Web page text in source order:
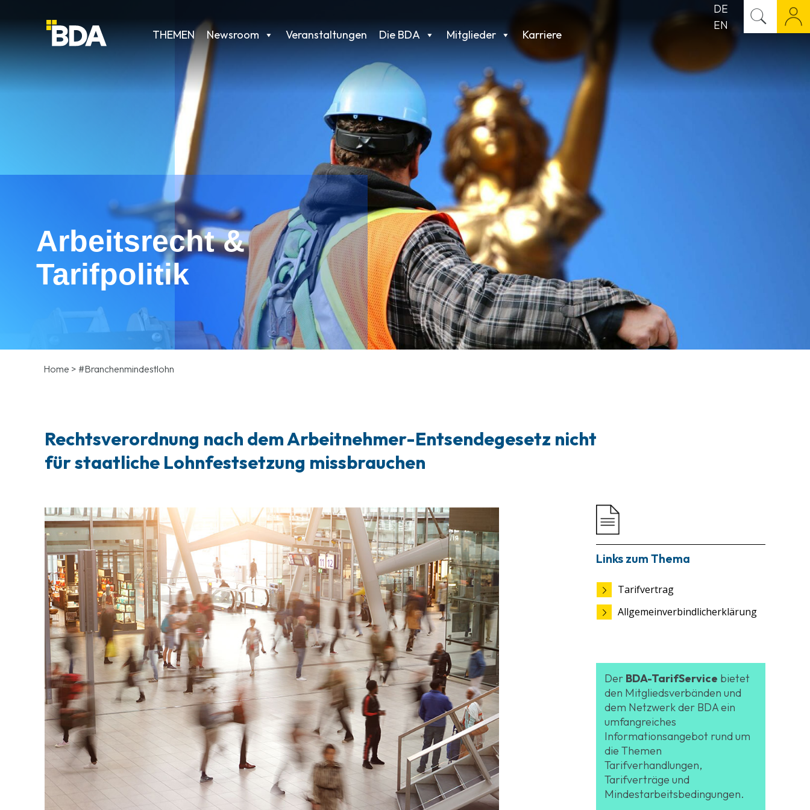
THEMEN Newsroom Veranstaltungen Die BDA Mitglieder Karriere
DE
EN
Arbeitsrecht &
Tarifpolitik
Home > #Branchenmindestlohn
Rechtsverordnung nach dem Arbeitnehmer-Entsendegesetz nicht
für staatliche Lohnfestsetzung missbrauchen
Links zum Thema
Tarifvertrag
Allgemeinverbindlicherklärung
Der BDA-TarifService bietet
den Mitgliedsverbänden und
dem Netzwerk der BDA ein
umfangreiches
Informationsangebot rund um
die Themen
Tarifverhandlungen,
Tarifverträge und
Mindestarbeitsbedingungen.